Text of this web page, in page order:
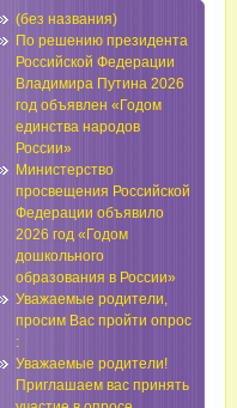
(без названия)
По решению президента
Российской Федерации
Владимира Путина 2026
год объявлен «Годом
единства народов
России»
Министерство
просвещения Российской
Федерации объявило
2026 год «Годом
дошкольного
образования в России»
Уважаемые родители,
просим Вас пройти опрос
:
Уважаемые родители!
Приглашаем вас принять